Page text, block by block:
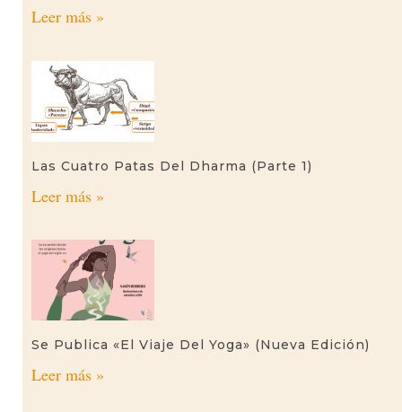
Leer más »
Las Cuatro Patas Del Dharma (parte 1)
Leer más »
Se Publica «El Viaje Del Yoga» (nueva Edición)
Leer más »